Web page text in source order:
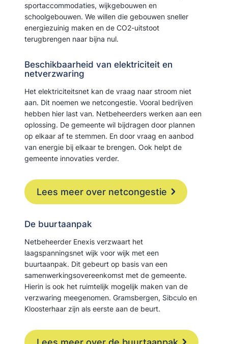
sportaccommodaties, wijkgebouwen en
schoolgebouwen. We willen die gebouwen sneller
energiezuinig maken en de CO2-uitstoot
terugbrengen naar bijna nul.
Beschikbaarheid van elektriciteit en
netverzwaring
Het elektriciteitsnet kan de vraag naar stroom niet
aan. Dit noemen we netcongestie. Vooral bedrijven
hebben hier last van. Netbeheerders werken aan een
oplossing. De gemeente wil bijdragen door plannen
op elkaar af te stemmen. En door vraag en aanbod
van energie bij elkaar te brengen. Ook helpt de
gemeente innovaties verder.
Lees meer over netcongestie
De buurtaanpak
Netbeheerder Enexis verzwaart het
laagspanningsnet wijk voor wijk met een
buurtaanpak. Dit gebeurt op basis van een
samenwerkingsovereenkomst met de gemeente.
Hierin is ook het ruimtelijk mogelijk maken van de
verzwaring meegenomen. Gramsbergen, Sibculo en
Kloosterhaar zijn als eerste aan de beurt.